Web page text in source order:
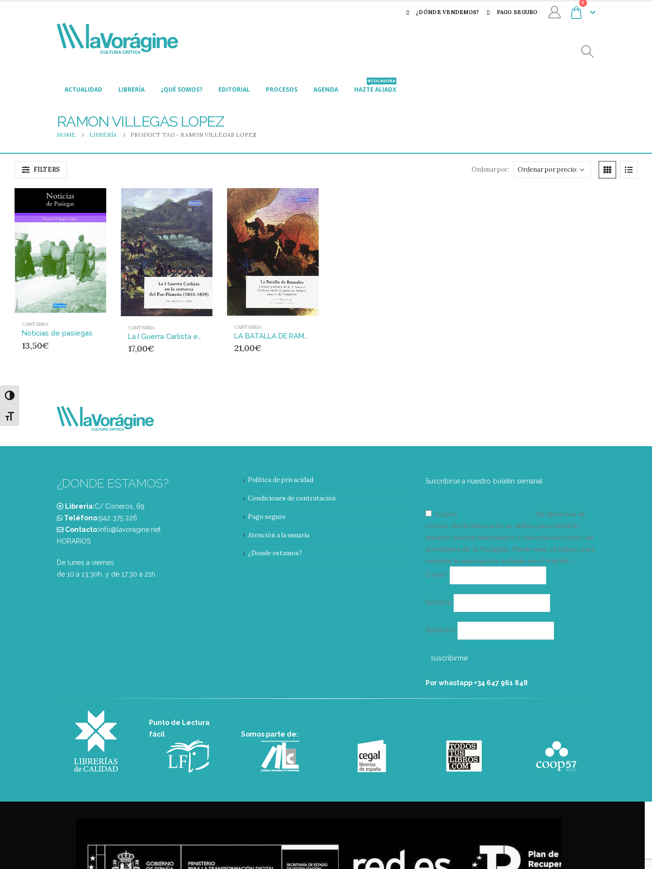
Alternar alto contraste
Alternar tamaño de letra
¿DÓNDE VENDEMOS? PAGO SEGURO
0
ACTUALIDAD LIBRERÍA ¿QUÉ SOMOS? EDITORIAL PROCESOS AGENDA HAZTE ALIADX
#COLAVORA
RAMON VILLEGAS LOPEZ
HOME LIBRERÍA PRODUCT TAG - RAMON VILLEGAS LOPEZ
FILTERS Ordenar por:
CANTABRIA
Noticias de pasiegas
13,50€
CANTABRIA
La I Guerra Carlista en la comarca del Pas-Pisueña (1833-1839)
17,00€
CANTABRIA
LA BATALLA DE RAMALES
21,00€
¿DONDE ESTAMOS?
Librería:C/ Cisneros, 69
Teléfono:‭942 375 226‬
Contacto:info@lavoragine.net
HORARIOS
De lunes a viernes
de 10 a 13:30h. y de 17:30 a 21h.
Política de privacidad
Condiciones de contratación
Pago seguro
Atención a la usuaria
¿Donde estamos?
Suscribirse a nuestro boletín semanal
Acepto
Su dirección de
correo electrónico solo se utiliza para enviarle
nuestro boletín informativo e información sobre las
actividades de la Vorágine. Puede usar el enlace para
cancelar la suscripción incluido en el boletín. >
E-mail*
electrónico
Nombre
Apellidos
Por whastapp +34 ‭647 961 848‬
Punto de Lectura
fácil
Somos parte de: